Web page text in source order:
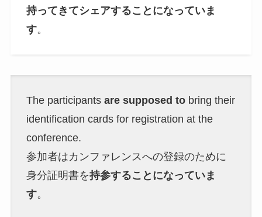
持ってきてシェアすることになっていま
す。
The participants are supposed tobring their
identification cards for registration at the
conference.
参加者はカンファレンスへの登録のために
身分証明書を持参することになっていま
す。